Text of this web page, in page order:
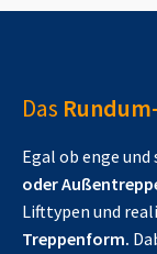
Das
Egal ob enge
oder
Lifttypen und
Treppenform.